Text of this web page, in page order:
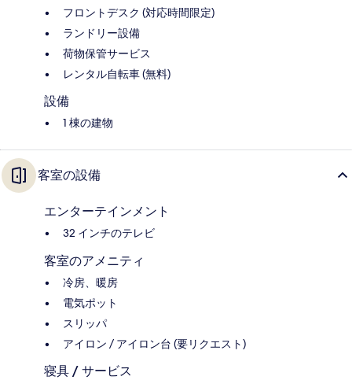
フロントデスク (対応時間限定)
ランドリー設備
荷物保管サービス
レンタル自転車 (無料)
設備
1 棟の建物
客室の設備
エンターテインメント
32 インチのテレビ
客室のアメニティ
冷房、暖房
電気ポット
スリッパ
アイロン / アイロン台 (要リクエスト)
寝具 / サービス